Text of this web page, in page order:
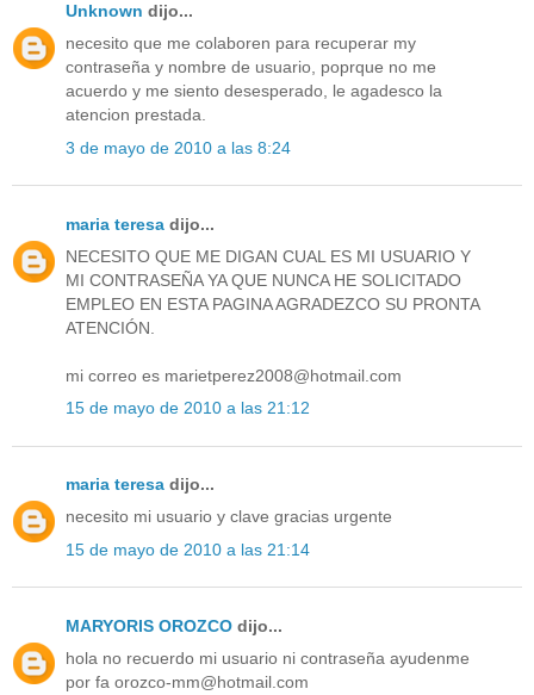
Unknown dijo...
necesito que me colaboren para recuperar my
contraseña y nombre de usuario, poprque no me
acuerdo y me siento desesperado, le agadesco la
atencion prestada.
3 de mayo de 2010 a las 8:24
maria teresa dijo...
NECESITO QUE ME DIGAN CUAL ES MI USUARIO Y
MI CONTRASEÑA YA QUE NUNCA HE SOLICITADO
EMPLEO EN ESTA PAGINA AGRADEZCO SU PRONTA
ATENCIÓN.
mi correo es marietperez2008@hotmail.com
15 de mayo de 2010 a las 21:12
maria teresa dijo...
necesito mi usuario y clave gracias urgente
15 de mayo de 2010 a las 21:14
MARYORIS OROZCO dijo...
hola no recuerdo mi usuario ni contraseña ayudenme
por fa orozco-mm@hotmail.com